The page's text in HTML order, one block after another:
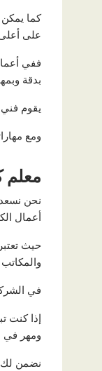
كما
على
ففي
بدقة
يقوم فني
ومع
معلم
نحن
أعمال
حيث
في
إذا كنت
ومهر في
نضمن لك